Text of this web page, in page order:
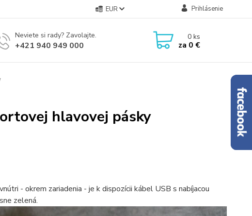
EUR Prihlásenie
Neviete si rady? Zavolajte.
+421 940 949 000
0ks
za 0 €
hlavovej pásky
- okrem zariadenia - je k dispozícii kábel USB s nabíjacou
zelená.